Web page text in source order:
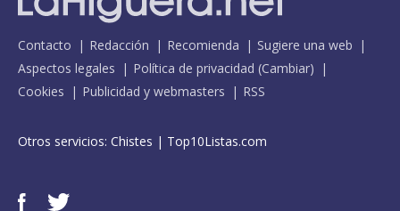
Contacto Redacción Recomienda
Sugiere una web
Aspectos legales
Política de privacidad (Cambiar)
Cookies
Publicidad y webmasters RSS
Otros servicios: Chistes | Top10Listas.com